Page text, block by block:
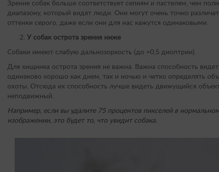
Зрение собак больше соответствует сепиям и пастелям, чем
диапазону, который видят люди. Они могут очень точно
оттенки серого, даже если они для нас кажутся одинаковыми.
У собак острота зрения ниже
Собаки имеют слабую дальнозоркость (до +0,5 диоптрии).
Для хищника острота зрения не важна. Важна способность
одинаково хорошо как днем, так и ночью и четко определять
охоты. Отсюда их способность лучше видеть движущийся
неподвижный.
Например, если вы удалите 75 процентов пикселей в
изображении, это будет то, что увидит собака.